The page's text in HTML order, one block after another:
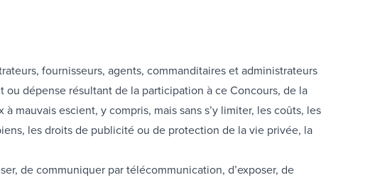
fournisseurs, agents, commanditaires et administrateurs
dépense résultant de la participation à ce Concours, de la
mauvais escient, y compris, mais sans s’y limiter, les coûts, les
les droits de publicité ou de protection de la vie privée, la
de communiquer par télécommunication, d’exposer, de